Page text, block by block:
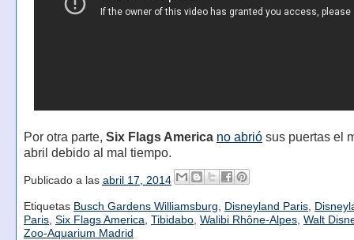
Por otra parte, Six Flags America no abriósus puertas el
abril debido al mal tiempo.
Publicado a las abril 17, 2014
Etiquetas Busch Gardens Williamsburg Disneyland Paris,
Paris, Six Flags America Tibidabo, Walibi Rhône-Alpes, Walt
Zoo-Aquarium Madrid